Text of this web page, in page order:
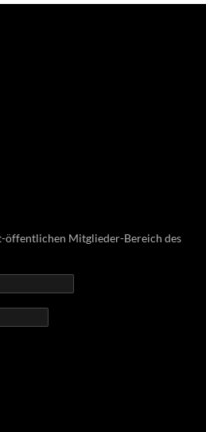
öffentlichen Mitglieder-Bereich des